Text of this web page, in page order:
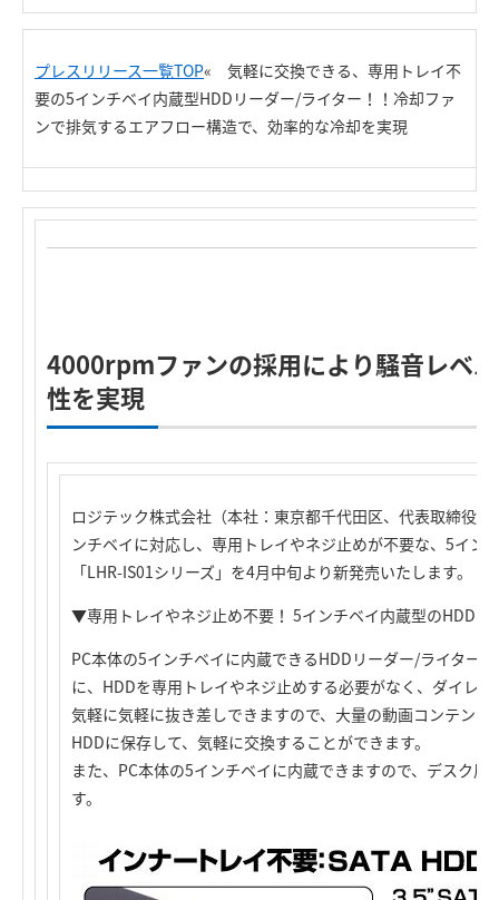
プレスリリース一覧TOP« 気軽に交換できる、専用トレイ不
要の5インチベイ内蔵型HDDリーダー/ライター！！冷却ファ
ンで排気するエアフロー構造で、効率的な冷却を実現
4000rpmファンの採用により騒音レベ
性を実現
ロジテック株式会社（本社：東京都千代田区、代表取締役
ンチベイに対応し、専用トレイやネジ止めが不要な、5イン
「LHR-IS01シリーズ」を4月中旬より新発売いたします。
▼専用トレイやネジ止め不要！ 5インチベイ内蔵型のHDDリ
PC本体の5インチベイに内蔵できるHDDリーダー/ライター
に、HDDを専用トレイやネジ止めする必要がなく、ダイレ
気軽に気軽に抜き差しできますので、大量の動画コンテン
HDDに保存して、気軽に交換することができます。
また、PC本体の5インチベイに内蔵できますので、デスク周
す。